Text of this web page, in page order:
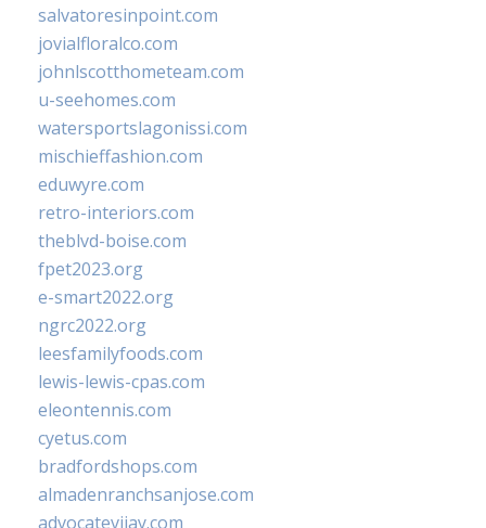
salvatoresinpoint.com
jovialfloralco.com
johnlscotthometeam.com
u-seehomes.com
watersportslagonissi.com
mischieffashion.com
eduwyre.com
retro-interiors.com
theblvd-boise.com
fpet2023.org
e-smart2022.org
ngrc2022.org
leesfamilyfoods.com
lewis-lewis-cpas.com
eleontennis.com
cyetus.com
bradfordshops.com
almadenranchsanjose.com
advocatevijay.com